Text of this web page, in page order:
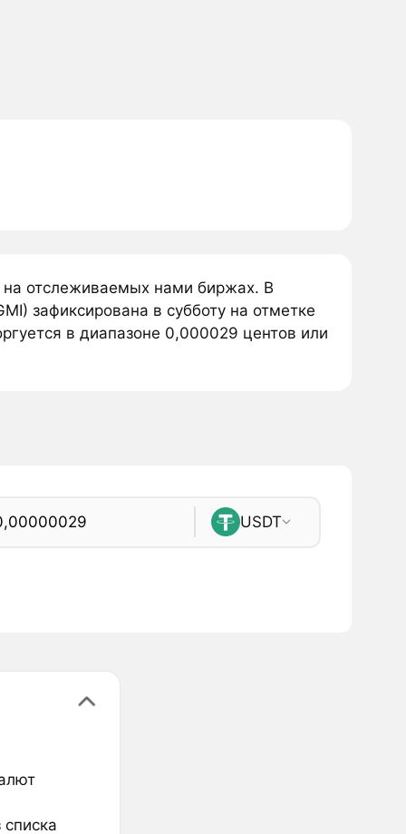
на отслеживаемых нами биржах. В
зафиксирована в субботу на отметке
в диапазоне 0,000029 центов или
USDT